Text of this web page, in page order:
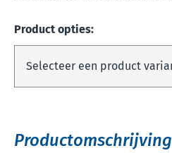
Product opties:
Productomschrijving